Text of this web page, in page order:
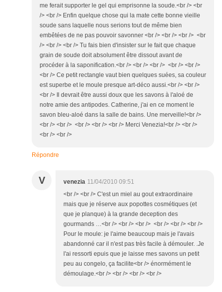
me ferait supporter le gel qui emprisonne la soude.<br /> <br
/> <br /> Enfin quelque chose qui la mate cette bonne vieille
soude sans laquelle nous serions tout de même bien
embêtées de ne pas pouvoir savonner <br /> <br /> <br /> <br
/> <br /> <br /> Tu fais bien d'insister sur le fait que chaque
grain de soude doit absolument être dissout avant de
procéder à la saponification.<br /> <br /> <br /> <br /> <br />
<br /> Ce petit rectangle vaut bien quelques suées, sa couleur
est superbe et le moule presque art-déco aussi.<br /> <br />
<br /> Il devrait être aussi doux que les savons à l'aloé de
notre amie des antipodes. Catherine, j'ai en ce moment le
savon bleu-aloé dans la salle de bains. Une merveille!<br />
<br /> <br /> <br /> <br /> <br /> Merci Venezia!<br /> <br />
<br /> <br />
Répondre
V venezia 11/04/2010 09:51
<br /> <br /> C'est un miel au gout extraordinaire
mais que je réserve aux popottes cosmétiques (et
que je planque) à la grande deception des
gourmands …<br /> <br /> <br /> <br /> <br /> <br />
Pour le moule: je l'aime beaucoup mais je l'avais
abandonné car il n'est pas très facile à démouler. .Je
l'ai ressorti epuis que je laisse mes savons un petit
peu au congelo, ça facilite<br /> énormément le
démoulage.<br /> <br /> <br /> <br />